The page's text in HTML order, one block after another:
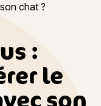
chat ?
:
le
son